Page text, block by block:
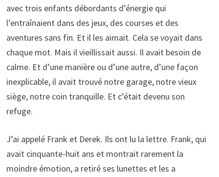
avec trois enfants débordants d’énergie qui
l’entraînaient dans des jeux, des courses et des
aventures sans fin. Et il les aimait. Cela se voyait dans
chaque mot. Mais il vieillissait aussi. Il avait besoin de
calme. Et d’une manière ou d’une autre, d’une façon
inexplicable, il avait trouvé notre garage, notre vieux
siège, notre coin tranquille. Et c’était devenu son
refuge.
J’ai appelé Frank et Derek. Ils ont lu la lettre. Frank, qui
avait cinquante-huit ans et montrait rarement la
moindre émotion, a retiré ses lunettes et les a